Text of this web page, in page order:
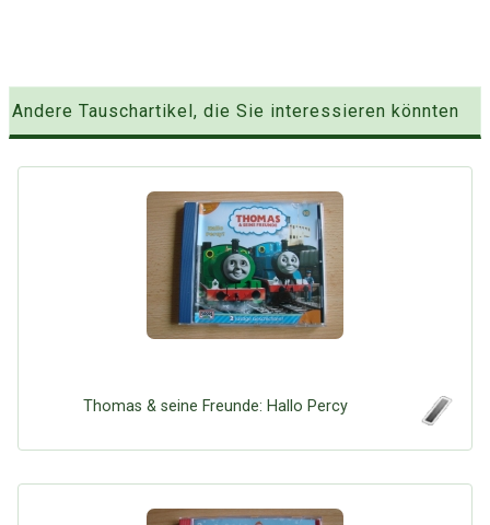
Andere Tauschartikel, die Sie interessieren könnten
Thomas & seine Freunde: Hallo Percy